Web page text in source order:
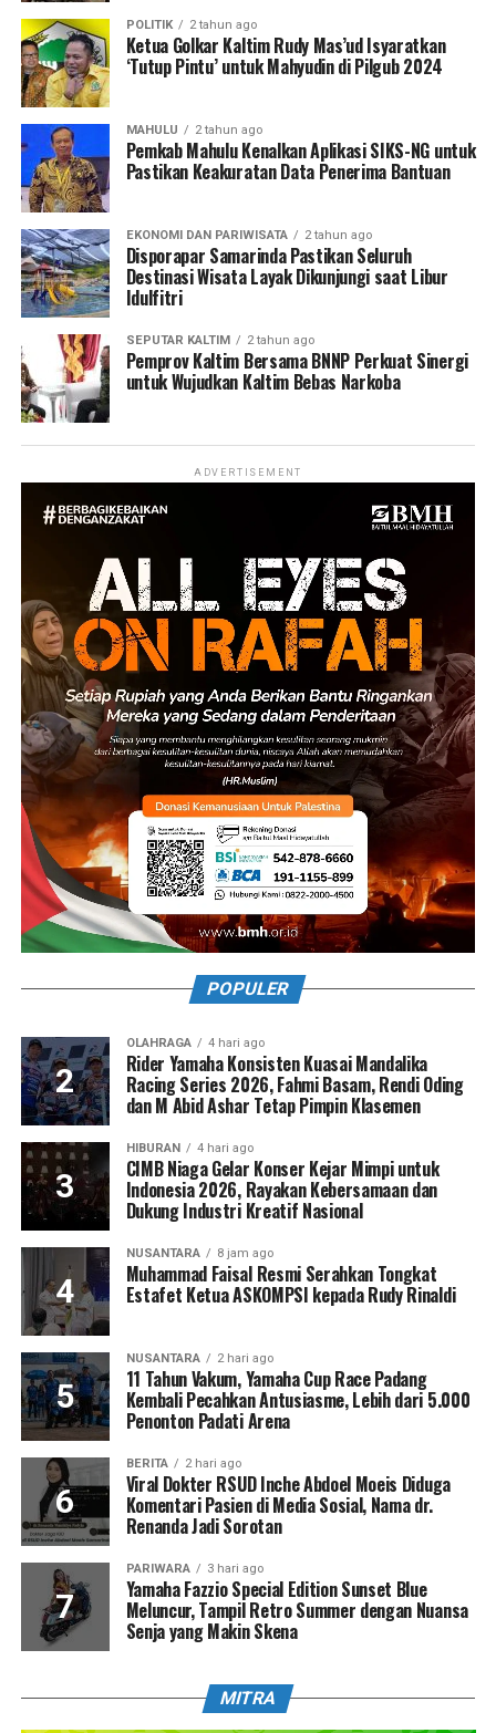
POLITIK 2 tahun ago
Ketua Golkar Kaltim Rudy Mas’ud Isyaratkan
‘Tutup Pintu’ untuk Mahyudin di Pilgub 2024
MAHULU 2 tahun ago
Pemkab Mahulu Kenalkan Aplikasi SIKS-NG untuk
Pastikan Keakuratan Data Penerima Bantuan
EKONOMI DAN PARIWISATA 2 tahun ago
Disporapar Samarinda Pastikan Seluruh
Destinasi Wisata Layak Dikunjungi saat Libur
Idulfitri
SEPUTAR KALTIM 2 tahun ago
Pemprov Kaltim Bersama BNNP Perkuat Sinergi
untuk Wujudkan Kaltim Bebas Narkoba
ADVERTISEMENT
POPULER
OLAHRAGA 4 hari ago
Rider Yamaha Konsisten Kuasai Mandalika
Racing Series 2026, Fahmi Basam, Rendi Oding
dan M Abid Ashar Tetap Pimpin Klasemen
HIBURAN 4 hari ago
CIMB Niaga Gelar Konser Kejar Mimpi untuk
Indonesia 2026, Rayakan Kebersamaan dan
Dukung Industri Kreatif Nasional
NUSANTARA 8 jam ago
Muhammad Faisal Resmi Serahkan Tongkat
Estafet Ketua ASKOMPSI kepada Rudy Rinaldi
NUSANTARA 2 hari ago
11 Tahun Vakum, Yamaha Cup Race Padang
Kembali Pecahkan Antusiasme, Lebih dari 5.000
Penonton Padati Arena
BERITA 2 hari ago
Viral Dokter RSUD Inche Abdoel Moeis Diduga
Komentari Pasien di Media Sosial, Nama dr.
Renanda Jadi Sorotan
PARIWARA 3 hari ago
Yamaha Fazzio Special Edition Sunset Blue
Meluncur, Tampil Retro Summer dengan Nuansa
Senja yang Makin Skena
MITRA